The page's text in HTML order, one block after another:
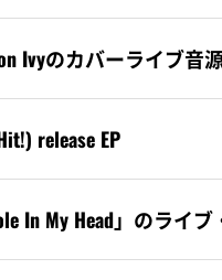
Ivyのカバーライブ
release EP
In My Head」のライ